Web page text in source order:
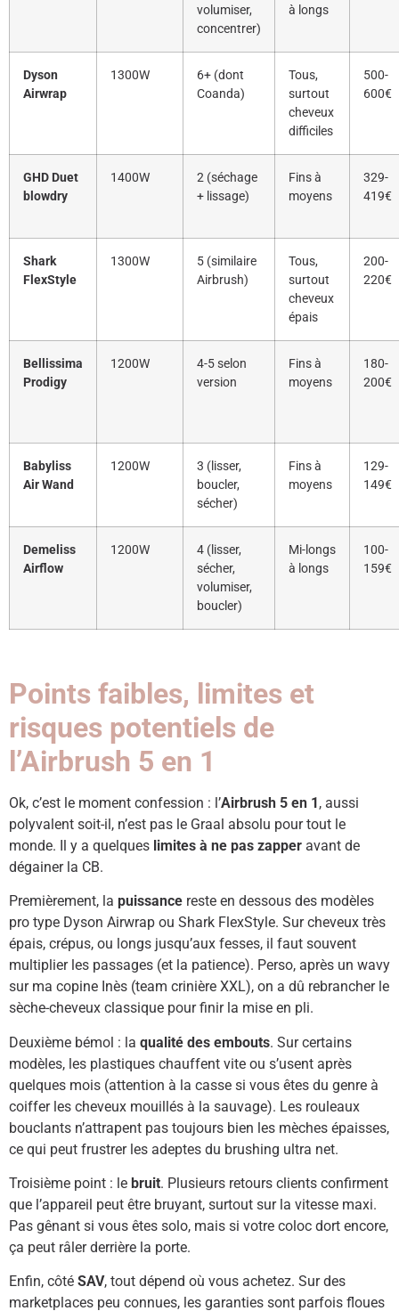
volumiser,
concentrer)
à longs
Dyson
Airwrap
1300W
6+ (dont
Coanda)
Tous,
surtout
cheveux
difficiles
500-
600€
GHD Duet
blowdry
1400W
2 (séchage
+ lissage)
Fins à
moyens
329-
419€
Shark
FlexStyle
1300W
5 (similaire
Airbrush)
Tous,
surtout
cheveux
épais
200-
220€
Bellissima
Prodigy
1200W
4-5 selon
version
Fins à
moyens
180-
200€
Babyliss
Air Wand
1200W
3 (lisser,
boucler,
sécher)
Fins à
moyens
129-
149€
Demeliss
Airflow
1200W
4 (lisser,
sécher,
volumiser,
boucler)
Mi-longs
à longs
100-
159€
Points faibles, limites et
risques potentiels de
l’Airbrush 5 en 1
Ok, c’est le moment confession : l’Airbrush 5 en 1, aussi
polyvalent soit-il, n’est pas le Graal absolu pour tout le
monde. Il y a quelques limites à ne pas zapper avant de
dégainer la CB.
Premièrement, la puissance reste en dessous des modèles
pro type Dyson Airwrap ou Shark FlexStyle. Sur cheveux très
épais, crépus, ou longs jusqu’aux fesses, il faut souvent
multiplier les passages (et la patience). Perso, après un wavy
sur ma copine Inès (team crinière XXL), on a dû rebrancher le
sèche-cheveux classique pour finir la mise en pli.
Deuxième bémol : la qualité des embouts. Sur certains
modèles, les plastiques chauffent vite ou s’usent après
quelques mois (attention à la casse si vous êtes du genre à
coiffer les cheveux mouillés à la sauvage). Les rouleaux
bouclants n’attrapent pas toujours bien les mèches épaisses,
ce qui peut frustrer les adeptes du brushing ultra net.
Troisième point : le bruit. Plusieurs retours clients confirment
que l’appareil peut être bruyant, surtout sur la vitesse maxi.
Pas gênant si vous êtes solo, mais si votre coloc dort encore,
ça peut râler derrière la porte.
Enfin, côté SAV, tout dépend où vous achetez. Sur des
marketplaces peu connues, les garanties sont parfois floues